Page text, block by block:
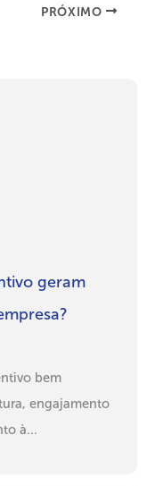
PRÓXIMO
geram
bem
engajamento
à...